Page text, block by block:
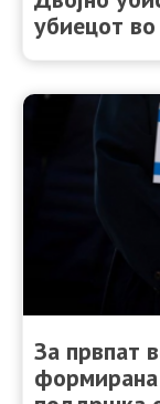
убиецот во
За првпат
формирана